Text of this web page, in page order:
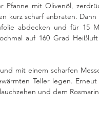
mit Olivenöl,
kurz scharf anbraten.
abdecken und für 15
auf 160 Grad
mit einem scharfen
Teller legen.
und dem